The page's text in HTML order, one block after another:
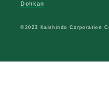
Dohkan
©2023 Kaishindo Corporation